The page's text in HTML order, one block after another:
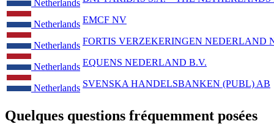
Netherlands
Netherlands EMCF NV
Netherlands FORTIS VERZEKERINGEN NEDERLAND
Netherlands EQUENS NEDERLAND B.V.
Netherlands SVENSKA HANDELSBANKEN (PUBL) AB
Quelques questions fréquemment posées